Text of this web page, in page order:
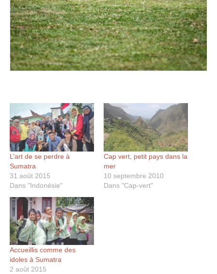
L’art de se perdre à
Sumatra
31 août 2015
Dans "Indonésie"
Cap vert, petit pays dans la
mer
10 septembre 2010
Dans "Cap-vert"
Accueillis comme des
idoles à Sumatra
2 août 2015